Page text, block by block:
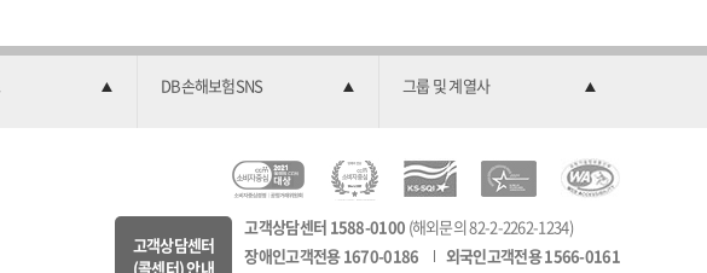
DB손해보험SNS 그룹 및 계열사
C
C
M
소
비
자
중
2
0
2
2
한
국
서
비
과
학
기
술
고객상담센터
(콜센터) 안내
고객상담센터 1588-0100 (해외문의 82-2-2262-1234)
장애인고객전용 1670-0186
외국인고객전용 1566-0161